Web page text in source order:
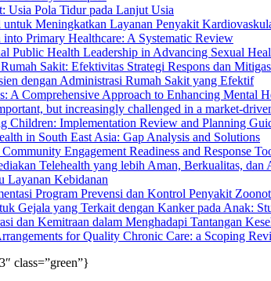
Usia Pola Tidur pada Lanjut Usia
Meningkatkan Layanan Penyakit
Primary Healthcare: A Systematic Review
Public Health Leadership in Advancing Sexual
Sakit: Efektivitas Strategi Respons dan
dengan Administrasi Rumah Sakit yang Efektif
A Comprehensive Approach to Enhancing Mental
but increasingly challenged in a market-
Children: Implementation Review and Planning
in South East Asia: Gap Analysis and Solutions
Engagement Readiness and Response
Telehealth yang lebih Aman, Berkualitas, dan
Layanan Kebidanan
Program Prevensi dan Kontrol Penyakit
Gejala yang Terkait dengan Kanker pada Anak:
dan Kemitraan dalam Menghadapi Tantangan
for Quality Chronic Care: a Scoping
class=”green”}